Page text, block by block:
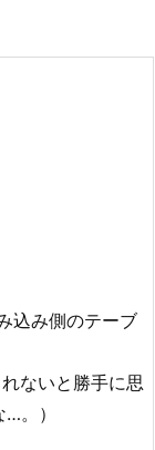
込み側のテーブ
ないと勝手に思
。）